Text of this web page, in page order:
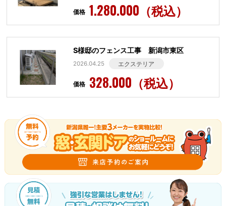
価格 1.280.000（税込）
S様邸のフェンス工事 新潟市東区
2026.04.25 エクステリア
価格 328.000（税込）